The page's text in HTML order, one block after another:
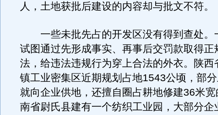
人，土地获批后建设的内容却与批文不符。
一些未批先占的开发区没有得到查处。
试图通过先形成事实、再事后交罚款取得正
法，给违法违规行为穿上合法的外衣。陕西
镇工业密集区近期规划占地1543公顷，部
就向企业供地，还擅自圈占耕地修建36米
南省尉氏县建有一个纺织工业园，大部分企